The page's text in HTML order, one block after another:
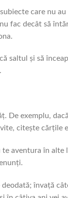
care nu
fac decât să
saltul și să
De exemplu,
citește cărțile
aventura în alte
învață